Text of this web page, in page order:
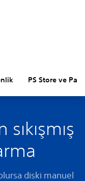
PS Store ve
diski manuel